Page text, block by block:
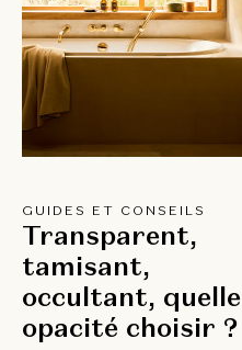
GUIDES ET CONSEILS
Transparent,
tamisant,
occultant, quelle
opacité choisir ?